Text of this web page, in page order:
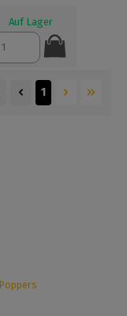
Auf Lager
1